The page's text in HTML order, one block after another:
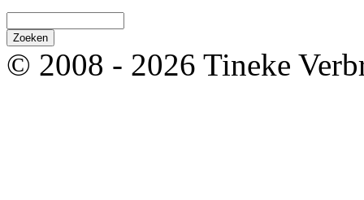
© 2008 - 2026 Tineke